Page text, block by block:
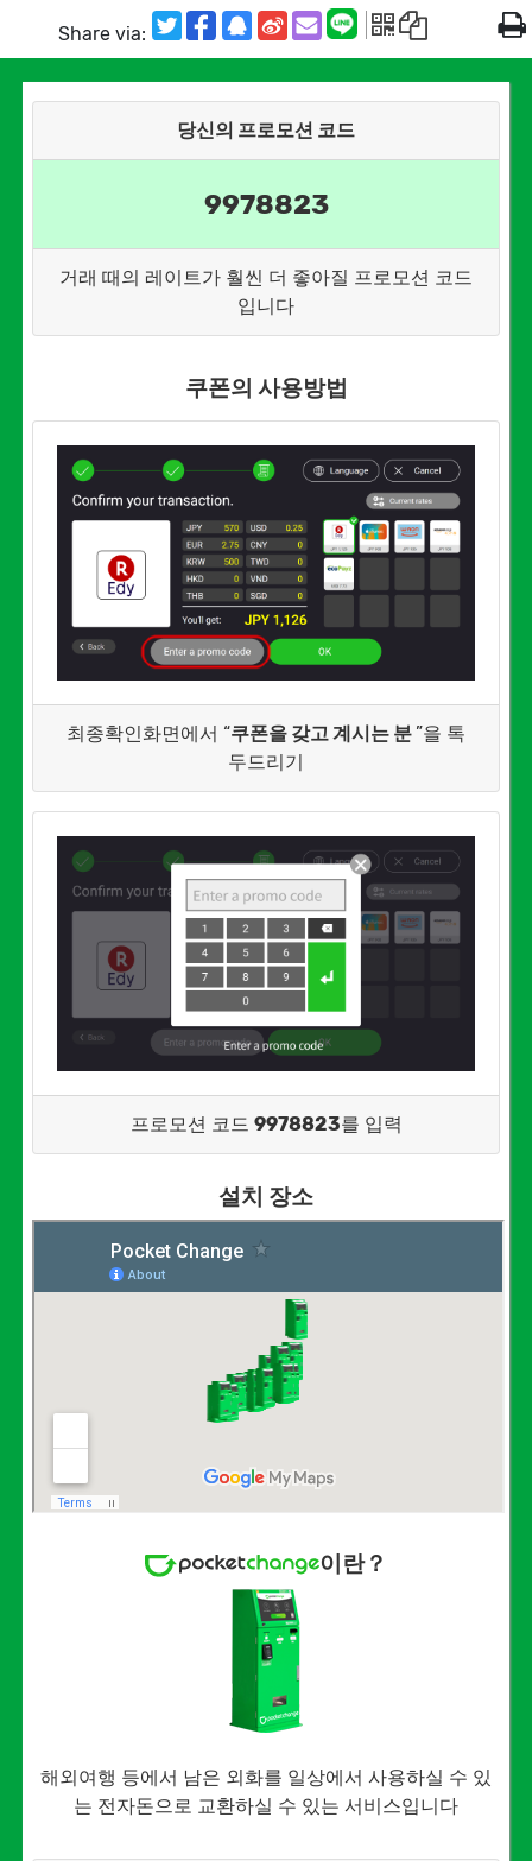
Share via:
당신의 프로모션 코드
9978823
거래 때의 레이트가 훨씬 더 좋아질 프로모션 코드
입니다
쿠폰의 사용방법
최종확인화면에서 “쿠폰을 갖고 계시는 분 ”을 톡
두드리기
프로모션 코드 9978823를 입력
설치 장소
이란？
해외여행 등에서 남은 외화를 일상에서 사용하실 수 있
는 전자돈으로 교환하실 수 있는 서비스입니다